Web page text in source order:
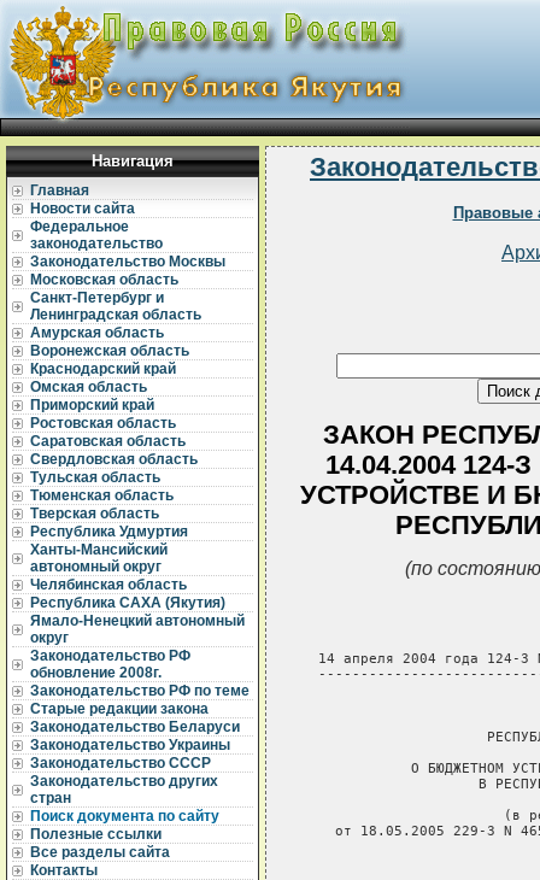
Навигация
Главная
Новости сайта
Федеральное
законодательство
Законодательство Москвы
Московская область
Санкт-Петербург и
Ленинградская область
Амурская область
Воронежская область
Краснодарский край
Омская область
Приморский край
Ростовская область
Саратовская область
Свердловская область
Тульская область
Тюменская область
Тверская область
Республика Удмуртия
Ханты-Мансийский
автономный округ
Челябинская область
Республика САХА (Якутия)
Ямало-Ненецкий автономный
округ
Законодательство РФ
обновление 2008г.
Законодательство РФ по теме
Старые редакции закона
Законодательство Беларуси
Законодательство Украины
Законодательство СССР
Законодательство других
стран
Поиск документа по сайту
Полезные ссылки
Все разделы сайта
Контакты
Правовые
ЗАКОН
14.04.2004
УСТРОЙСТВЕ И
(по